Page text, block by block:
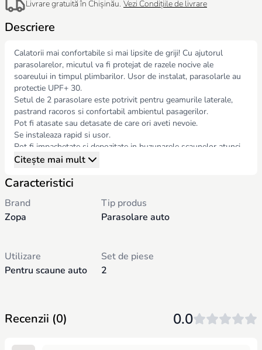
Livrare gratuită în Chișinău. Vezi Condițiile de livrare
Descriere
Calatorii mai confortabile si mai lipsite de griji! Cu ajutorul
parasolarelor, micutul va fi protejat de razele nocive ale
soareului in timpul plimbarilor. Usor de instalat, parasolarle au
protectie UPF+ 30.
Setul de 2 parasolare este potrivit pentru geamurile laterale,
pastrand racoros si confortabil ambientul pasagerilor.
Pot fi atasate sau detasate de care ori aveti nevoie.
Se instaleaza rapid si usor.
Pot fi impachetate si depozitate in buzunarele scaunelor atunci
cand nu sunt necesare.
ocupa spatiu.
Citește mai mult
Caracteristici
Brand
Zopa
Tip produs
Parasolare auto
Utilizare
Pentru scaune auto
Set de piese
2
Recenzii (0) 0.0